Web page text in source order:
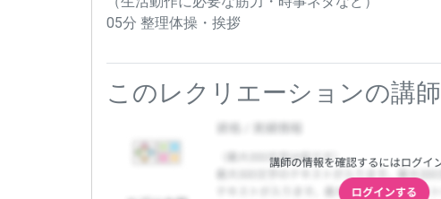
05分 整理体操・挨拶
このレクリエーションの講師